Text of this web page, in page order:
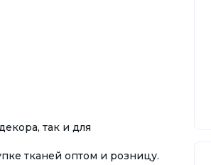
так и для
тканей оптом и розницу.